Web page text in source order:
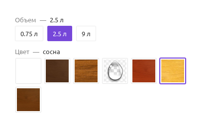
Объем — 2.5 л
0.75 л
2.5 л 9 л
Цвет — сосна